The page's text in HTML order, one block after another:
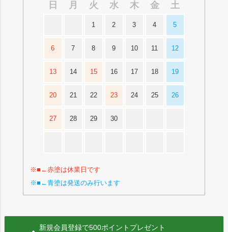
日
月 火 水 木 金 土
1 2 3 4 5
6 7 8 9 10 11 12
13 14 15 16 17 18 19
20 21 22 23 24 25 26
27 28 29 30
※■←赤塗は休業日です
※■←青塗は発送のみ行います
新規会員登録で500ポイントプレゼント